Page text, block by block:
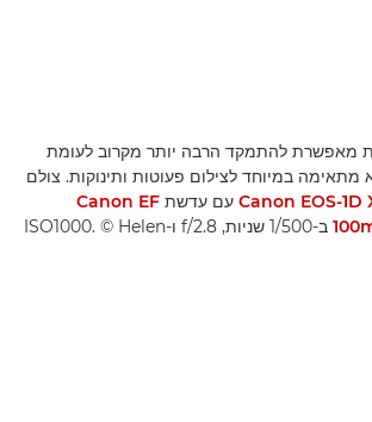
מאפשרת להתמקד הרבה יותר מקרוב לעומת
מתאימה במיוחד לצילום פעוטות ותינוקות. צולם
Canon EOS-1D עם עדשת Canon EF
ב-1/500 שניות, f/2.8 ו-ISO1000. ‎© Helen